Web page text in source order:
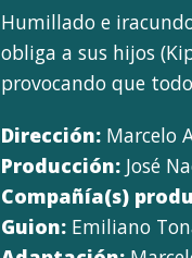
Humillado e
obliga a sus hijos
provocando que
Dirección: Marcelo
Producción: José
Compañía(s)
Guion: Emiliano